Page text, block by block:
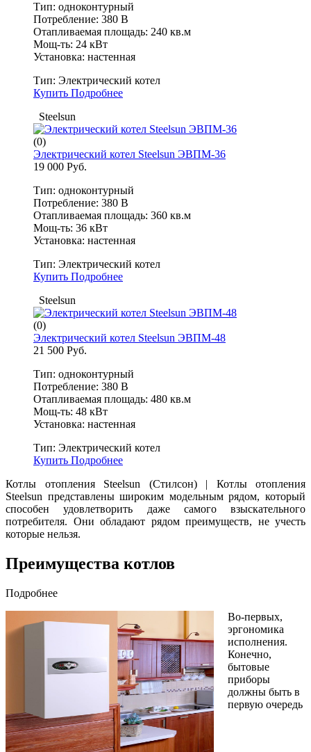
Тип: одноконтурный
Потребление: 380 В
Отапливаемая площадь: 240 кв.м
Мощ-ть: 24 кВт
Установка: настенная
Тип: Электрический котел
Купить Подробнее
Steelsun
(0)
Электрический котел Steelsun ЭВПМ-36
19 000 Руб.
Тип: одноконтурный
Потребление: 380 В
Отапливаемая площадь: 360 кв.м
Мощ-ть: 36 кВт
Установка: настенная
Тип: Электрический котел
Купить Подробнее
Steelsun
(0)
Электрический котел Steelsun ЭВПМ-48
21 500 Руб.
Тип: одноконтурный
Потребление: 380 В
Отапливаемая площадь: 480 кв.м
Мощ-ть: 48 кВт
Установка: настенная
Тип: Электрический котел
Купить Подробнее
Котлы отопления Steelsun (Стилсон) | Котлы отопления
Steelsun представлены широким модельным рядом, который
способен удовлетворить даже самого взыскательного
потребителя. Они обладают рядом преимуществ, не учесть
которые нельзя.
Преимущества котлов
Подробнее
Во-первых,
эргономика
исполнения.
Конечно,
бытовые
приборы
должны быть в
первую очередь